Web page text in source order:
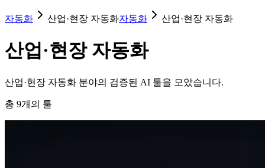
자동화 산업·현장 자동화자동화 산업·현장 자동화
산업·현장 자동화
산업·현장 자동화 분야의 검증된 AI 툴을 모았습니다.
총 9개의 툴